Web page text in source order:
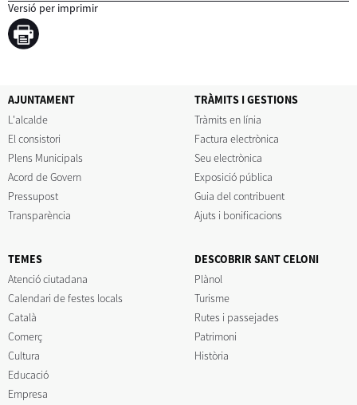
Versió per imprimir
AJUNTAMENT
L'alcalde
El consistori
Plens Municipals
Acord de Govern
Pressupost
Transparència
TRÀMITS I GESTIONS
Tràmits en línia
Factura electrònica
Seu electrònica
Exposició pública
Guia del contribuent
Ajuts i bonificacions
TEMES
Atenció ciutadana
Calendari de festes locals
Català
Comerç
Cultura
Educació
Empresa
DESCOBRIR SANT CELONI
Plànol
Turisme
Rutes i passejades
Patrimoni
Història